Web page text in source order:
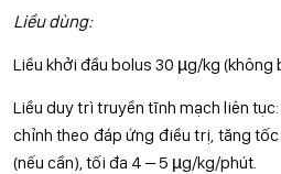
Liều dùng:
Liều khởi đầu bolus 30 µg/kg
Liều duy trì truyền tĩnh mạch liên
chỉnh theo đáp ứng điều trị, tăng
(nếu cần), tối đa 4 – 5 µg/kg/phút.